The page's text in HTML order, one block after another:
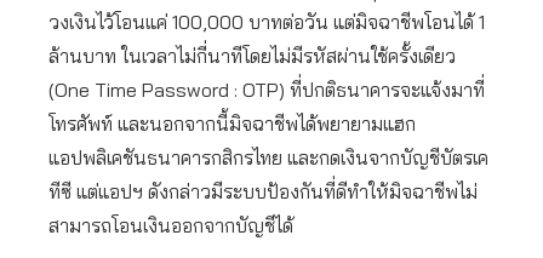
วงเงินไว้โอนแค่ 100,000 บาทต่อวัน แต่มิจฉาชีพโอนได้ 1
ล้านบาท ในเวลาไม่กี่นาทีโดยไม่มีรหัสผ่านใช้ครั้งเดียว
(One Time Password : OTP) ที่ปกติธนาคารจะแจ้งมาที่
โทรศัพท์ และนอกจากนี้มิจฉาชีพได้พยายามแฮก
แอปพลิเคชันธนาคารกสิกรไทย และกดเงินจากบัญชีบัตรเค
ทีซี แต่แอปฯ ดังกล่าวมีระบบป้องกันที่ดีทำให้มิจฉาชีพไม่
สามารถโอนเงินออกจากบัญชีได้